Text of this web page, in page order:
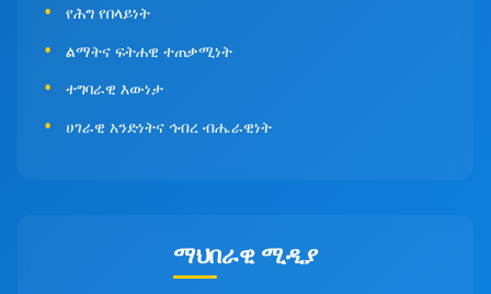
የሕግ የበላይነት
ልማትና ፍትሐዊ ተጠቃሚነት
ተግባራዊ እውነታ
ሀገራዊ አንድነትና ኅብረ ብሔራዊነት
ማህበራዊ ሚዲያ